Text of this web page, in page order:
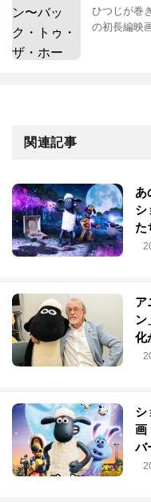
ひつじが巻
の初長編映
関連記事
あ
シ
た
ア
ン
化
シ
画
バ